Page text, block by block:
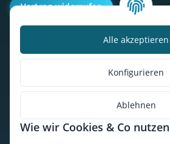
Alle akzeptieren
Konfigurieren
Ablehnen
Wie wir Cookies & Co nutzen
Vertrag widerrufen
Kalorienbedarfsrechner
So findest du uns
* Alle Preise inkl. gesetzlicher USt., zzgl.Versand